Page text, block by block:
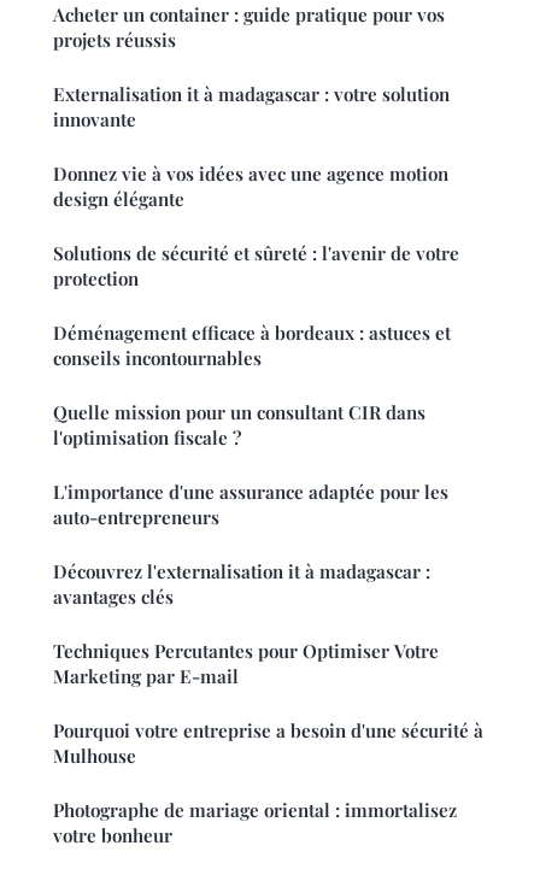
Acheter un container : guide pratique pour vos
projets réussis
Externalisation it à madagascar : votre solution
innovante
Donnez vie à vos idées avec une agence motion
design élégante
Solutions de sécurité et sûreté : l'avenir de votre
protection
Déménagement efficace à bordeaux : astuces et
conseils incontournables
Quelle mission pour un consultant CIR dans
l'optimisation fiscale ?
L'importance d'une assurance adaptée pour les
auto-entrepreneurs
Découvrez l'externalisation it à madagascar :
avantages clés
Techniques Percutantes pour Optimiser Votre
Marketing par E-mail
Pourquoi votre entreprise a besoin d'une sécurité à
Mulhouse
Photographe de mariage oriental : immortalisez
votre bonheur